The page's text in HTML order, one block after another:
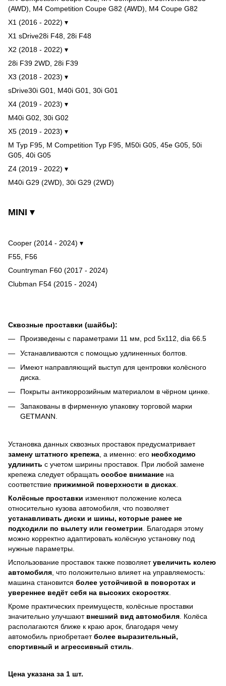
(AWD), M4 Competition Coupe G82 (AWD), M4 Coupe G82
X1 (2016 - 2022) ▾
X1 sDrive28i F48, 28i F48
X2 (2018 - 2022) ▾
28i F39 2WD, 28i F39
X3 (2018 - 2023) ▾
sDrive30i G01, M40i G01, 30i G01
X4 (2019 - 2023) ▾
M40i G02, 30i G02
X5 (2019 - 2023) ▾
M Typ F95, M Competition Typ F95, M50i G05, 45e G05, 50i
G05, 40i G05
Z4 (2019 - 2022) ▾
M40i G29 (2WD), 30i G29 (2WD)
MINI ▾
Cooper (2014 - 2024) ▾
F55, F56
Countryman F60 (2017 - 2024)
Clubman F54 (2015 - 2024)
Сквозные проставки (шайбы):
Произведены с параметрами 11 мм, pcd 5x112, dia 66.5
Устанавливаются с помощью удлиненных болтов.
Имеют направляющий выступ для центровки колёсного
диска.
Покрыты антикоррозийным материалом в чёрном цинке.
Запакованы в фирменную упаковку торговой марки
GETMANN.
Установка данных сквозных проставок предусматривает
замену штатного крепежа , а именно: его необходимо
удлинить с учетом ширины проставок. При любой замене
крепежа следует обращать особое внимание на
соответствие прижимной поверхности в дисках
Колёсные проставки изменяют положение колеса
относительно кузова автомобиля, что позволяет
устанавливать диски и шины, которые ранее не
подходили по вылету или геометрии . Благодаря этому
можно корректно адаптировать колёсную установку под
нужные параметры.
Использование проставок также позволяетувеличить колею
автомобиля , что положительно влияет на управляемость:
машина становится более устойчивой в поворотах и
увереннее ведёт себя на высоких скоростях
Кроме практических преимуществ, колёсные проставки
значительно улучшают внешний вид автомобиля . Колёса
располагаются ближе к краю арок, благодаря чему
автомобиль приобретаетболее выразительный,
спортивный и агрессивный стиль
Цена указана за 1 шт.